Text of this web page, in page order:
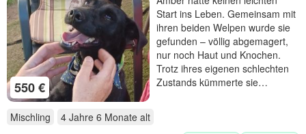
550 €
Start ins Leben. Gemeinsam mit
ihren beiden Welpen wurde sie
gefunden – völlig abgemagert,
nur noch Haut und Knochen.
Trotz ihres eigenen schlechten
Zustands kümmerte sie…
Mischling 4 Jahre 6 Monate alt